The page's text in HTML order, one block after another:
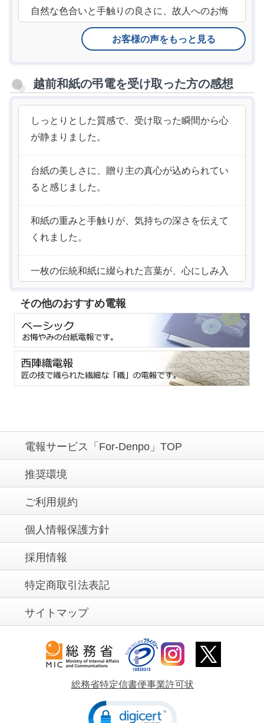
自然な色合いと手触りの良さに、故人へのお悔
やみの気持ちを込めて届けられたと感じまし
た。（30代 男性）
格式を重んじるご葬儀にふさわしく、日本の伝
統が息づく美しい電報でした。（60代 女性）
いくつか迷いましたが、越前和紙の落ち着いた
美しさに惹かれました。ご遺族にも丁寧な印象
お客様の声をもっと見る
越前和紙の弔電を受け取った方の感想
しっとりとした質感で、受け取った瞬間から心
が静まりました。
台紙の美しさに、贈り主の真心が込められてい
ると感じました。
和紙の重みと手触りが、気持ちの深さを伝えて
くれました。
一枚の伝統和紙に綴られた言葉が、心にしみ入
静かな佇まいに、心のこもった哀悼の気持ちが
表れていました。
越前和紙という日本の伝統に、深い敬意と感謝
を覚えました。
電報という形式に、あらためて意味と価値を感
じました。
ました。
越前和紙のやさしい風合いが、悲しみを静かに
包み込んでくれました。
その他のおすすめ電報
電報サービス「For-Denpo」TOP
推奨環境
ご利用規約
個人情報保護方針
採用情報
特定商取引法表記
サイトマップ
総務省特定信書便事業許可状